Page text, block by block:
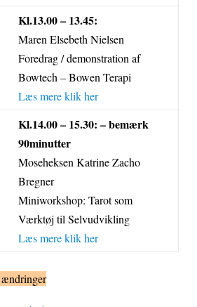
Kl.13.00 – 13.45:
Maren Elsebeth Nielsen
Foredrag / demonstration af
Bowtech – Bowen Terapi
Læs mere klik her
Kl.14.00 – 15.30: – bemærk
90minutter
Moseheksen Katrine Zacho
Bregner
Miniworkshop: Tarot som
Værktøj til Selvudvikling
Læs mere klik her
ændringer